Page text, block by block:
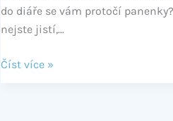
do diáře se vám protočí
nejste jistí,…
Číst více »